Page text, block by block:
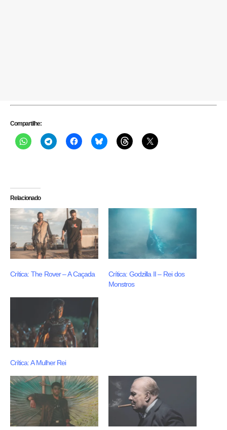
Compartilhe:
Relacionado
Crítica: The Rover – A Caçada
Crítica: Godzilla II – Rei dos
Monstros
Crítica: A Mulher Rei